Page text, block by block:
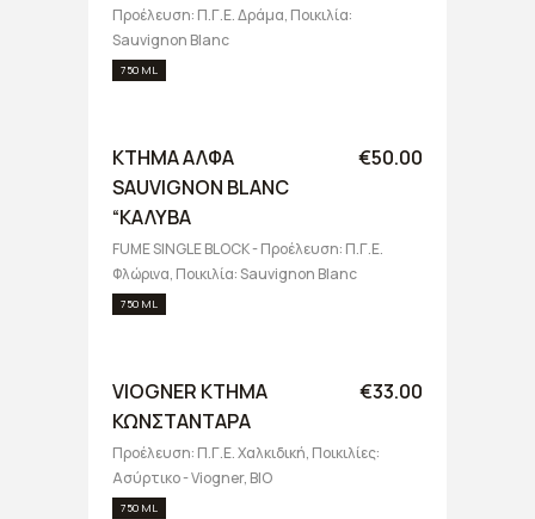
Προέλευση: Π.Γ.Ε. Δράμα, Ποικιλία:
Sauvignon Blanc
750 ML
ΚΤΗΜΑ ΑΛΦΑ
SAUVIGNON BLANC
“ΚΑΛΥΒΑ
€50.00
FUME SINGLE BLOCK - Προέλευση: Π.Γ.Ε.
Φλώρινα, Ποικιλία: Sauvignon Blanc
750 ML
VIOGNER ΚΤΗΜΑ
ΚΩΝΣΤΑΝΤΑΡΑ
€33.00
Προέλευση: Π.Γ.Ε. Χαλκιδική, Ποικιλίες:
Ασύρτικο - Viogner, BIO
750 ML